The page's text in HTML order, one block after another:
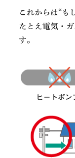
これからは“も
たとえ電気・
す。